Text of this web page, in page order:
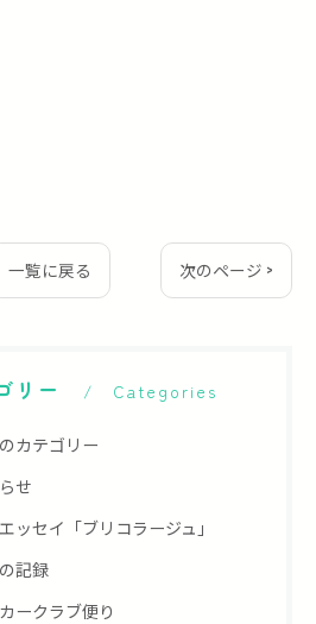
一覧に戻る 次のページ >
リー Categories
カテゴリー
せ
ッセイ「ブリコラージュ」
記録
ークラブ便り